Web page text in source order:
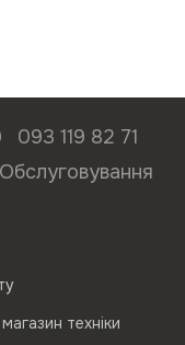
093 119 82 71
техніки